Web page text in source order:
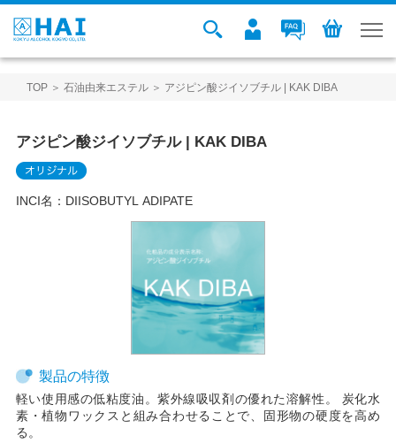
TOP ＞石油由来エステル ＞ アジピン酸ジイソブチル | KAK DIBA
アジピン酸ジイソブチル | KAK DIBA
INCI名： DIISOBUTYL ADIPATE
製品の特徴
軽い使用感の低粘度油。紫外線吸収剤の優れた溶解性。 炭化水
素・植物ワックスと組み合わせることで、固形物の硬度を高め
る。